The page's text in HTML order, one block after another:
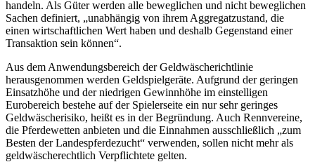
handeln. Als Güter werden alle beweglichen und nicht beweglichen
Sachen definiert, „unabhängig von ihrem Aggregatzustand, die
einen wirtschaftlichen Wert haben und deshalb Gegenstand einer
Transaktion sein können“.
Aus dem Anwendungsbereich der Geldwäscherichtlinie
herausgenommen werden Geldspielgeräte. Aufgrund der geringen
Einsatzhöhe und der niedrigen Gewinnhöhe im einstelligen
Eurobereich bestehe auf der Spielerseite ein nur sehr geringes
Geldwäscherisiko, heißt es in der Begründung. Auch Rennvereine,
die Pferdewetten anbieten und die Einnahmen ausschließlich „zum
Besten der Landespferdezucht“ verwenden, sollen nicht mehr als
geldwäscherechtlich Verpflichtete gelten.